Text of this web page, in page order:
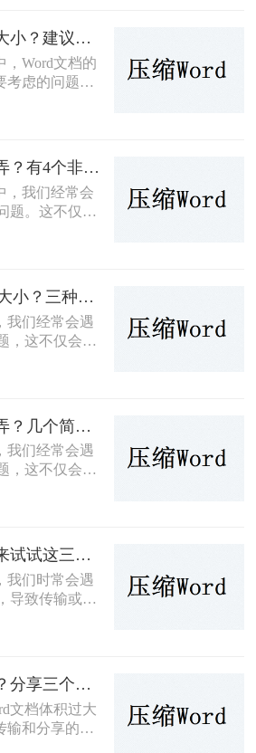
因此，学会
尤为重要。本
文档压缩方
文档大小。
word文档怎样压缩大小？建议试试这五种方法！
，Word文档的
考虑的问题。
储空间，还
便利性。因
介绍几种常见
帮助你轻松管
word文档压缩怎么弄？有4个非常详细的教程！
，我们经常会
题。这不仅会
且在传输或
那么word文
的方法，帮助
。
Word文件怎么压缩大小？三种简单的方法介绍！
我们经常会遇
，这不仅会占
在传输或共
决Word文件
的方法与技
word压缩大小怎么弄？几个简单实用方法！
我们经常会遇
，这不仅会占
在文件传输
因此，掌握
文件压缩
助大家轻松解
。
怎么压缩word？快来试试这三个方法！
我们时常会遇
导致传输或存
压缩Word
将介绍三种
怎么压缩word文档？分享三个简单的方法，一看就会！
文档体积过大
输和分享的障
文档呢？，本